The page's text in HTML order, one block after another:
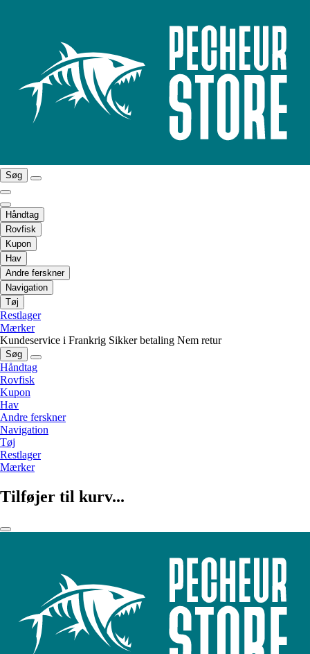
Søg
Håndtag
Rovfisk
Kupon
Hav
Andre ferskner
Navigation
Tøj
Restlager
Mærker
Kundeservice i Frankrig Sikker betaling Nem retur
Søg
Håndtag
Rovfisk
Kupon
Hav
Andre ferskner
Navigation
Tøj
Restlager
Mærker
Tilføjer til kurv...